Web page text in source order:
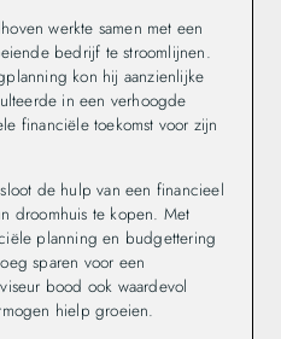
werkte samen met een
bedrijf te stroomlijnen.
kon hij aanzienlijke
in een verhoogde
financiële toekomst voor zijn
de hulp van een financieel
droomhuis te kopen. Met
planning en budgettering
sparen voor een
bood ook waardevol
hielp groeien.